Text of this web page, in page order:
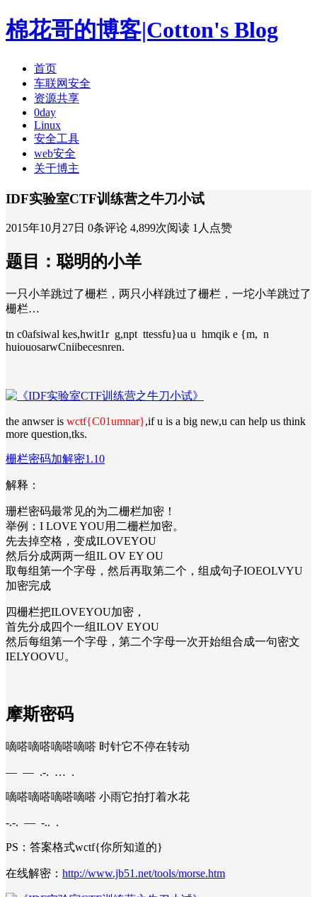
棉花哥的博客|Cotton's Blog
首页
车联网安全
资源共享
0day
Linux
安全工具
web安全
关于博主
IDF实验室CTF训练营之牛刀小试
2015年10月27日 0条评论 4,899次阅读 1人点赞
题目：聪明的小羊
一只小羊跳过了栅栏，两只小样跳过了栅栏，一坨小羊跳过了
栅栏…
tn c0afsiwal kes,hwit1r g,npt ttessfu}ua u hmqik e {m, n
huiouosarwCniibecesnren.
the anwser is wctf{C01umnar},if u is a big new,u can help us think
more question,tks.
栅栏密码加解密1.10
解释：
珊栏密码最常见的为二栅栏加密！
举例：I LOVE YOU用二栅栏加密。
先去掉空格，变成ILOVEYOU
然后分成两两一组IL OV EY OU
取每组第一个字母，然后再取第二个，组成句子IOEOLVYU
加密完成
四栅栏把ILOVEYOU加密，
首先分成四个一组ILOV EYOU
然后每组第一个字母，第二个字母一次开始组合成一句密文
IELYOOVU。
摩斯密码
嘀嗒嘀嗒嘀嗒嘀嗒 时针它不停在转动
— — .-. … .
嘀嗒嘀嗒嘀嗒嘀嗒 小雨它拍打着水花
-.-. — -.. .
PS：答案格式wctf{你所知道的}
在线解密： http://www.jb51.net/tools/morse.htm